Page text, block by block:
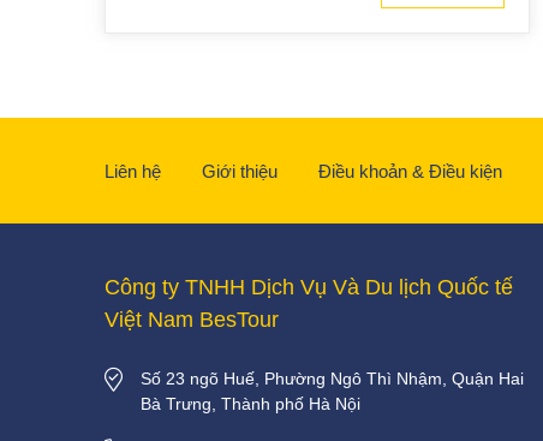
Liên hệ Giới thiệu Điều khoản & Điều kiện
Công ty TNHH Dịch Vụ Và Du lịch Quốc tế
Việt Nam BesTour
Số 23 ngõ Huế, Phường Ngô Thì Nhậm, Quận Hai
Bà Trưng, Thành phố Hà Nội